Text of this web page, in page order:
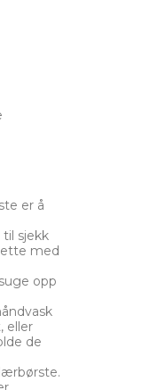
er å
sjekk
med
opp
eller
de